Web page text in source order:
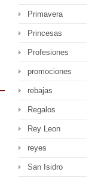
Primavera
Princesas
Profesiones
promociones
rebajas
Regalos
Rey Leon
reyes
San Isidro